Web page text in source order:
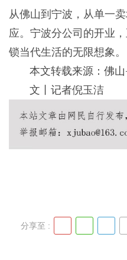
从佛山到宁波，从单一
应。宁波分公司的开业
锁当代生活的无限想象。
本文转载来源：佛
文丨记者倪玉洁
分享至 :